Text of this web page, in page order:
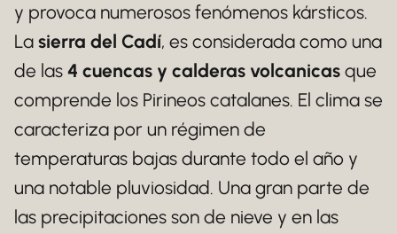
y provoca numerosos fenómenos kársticos.
La sierra del Cadí, es considerada como una
de las 4 cuencas y calderas volcanicas que
comprende los Pirineos catalanes. El clima se
caracteriza por un régimen de
temperaturas bajas durante todo el año y
una notable pluviosidad. Una gran parte de
las precipitaciones son de nieve y en las